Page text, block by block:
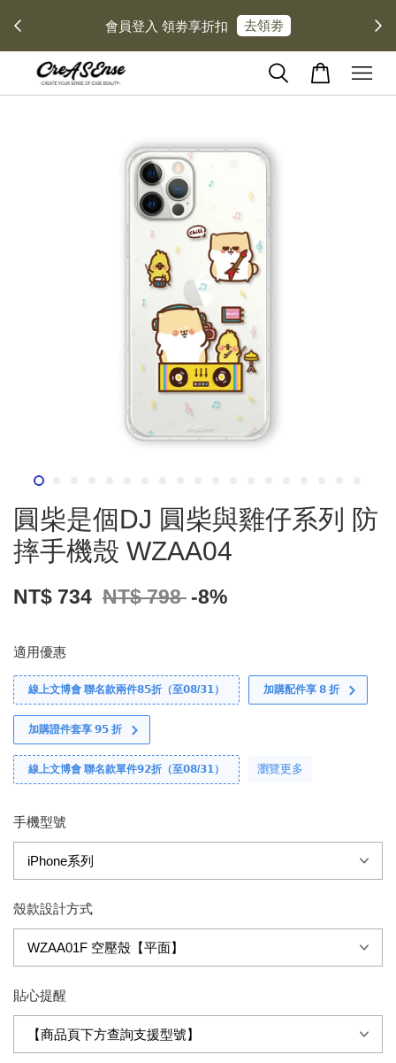
會員登入 領劵享折扣 去領劵
圓柴是個DJ 圓柴與雞仔系列 防
摔手機殼 WZAA04
NT$ 734 NT$ 798 -8%
適用優惠
線上文博會 聯名款兩件𝟴𝟱折（至𝟬𝟴/𝟯𝟭） 加購配件享 𝟴 折
加購證件套享 𝟵𝟱 折
線上文博會 聯名款單件𝟵𝟮折（至𝟬𝟴/𝟯𝟭） 瀏覽更多
手機型號
殼款設計方式
貼心提醒